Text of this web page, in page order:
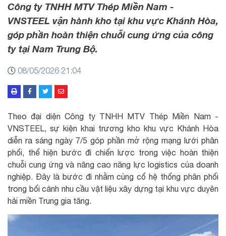
Công ty TNHH MTV Thép Miền Nam -
VNSTEEL vận hành kho tại khu vực Khánh Hòa,
góp phần hoàn thiện chuỗi cung ứng của công
ty tại Nam Trung Bộ.
08/05/2026 21:04
Theo đại diện Công ty TNHH MTV Thép Miền Nam -
VNSTEEL, sự kiện khai trương kho khu vực Khánh Hòa
diễn ra sáng ngày 7/5 góp phần mở rộng mạng lưới phân
phối, thể hiện bước đi chiến lược trong việc hoàn thiện
chuỗi cung ứng và nâng cao năng lực logistics của doanh
nghiệp. Đây là bước đi nhằm củng cố hệ thống phân phối
trong bối cảnh nhu cầu vật liệu xây dựng tại khu vực duyên
hải miền Trung gia tăng.